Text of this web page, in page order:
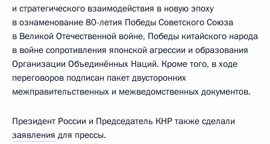
и стратегического взаимодействия в новую эпоху
в ознаменование 80-летия Победы Советского Союза
в Великой Отечественной войне, Победы китайского народа
в войне сопротивления японской агрессии и образования
Организации Объединённых Наций. Кроме того, в ходе
переговоров подписан пакет двусторонних
межправительственных и межведомственных документов.
Президент России и Председатель КНР также сделали
заявления для прессы.